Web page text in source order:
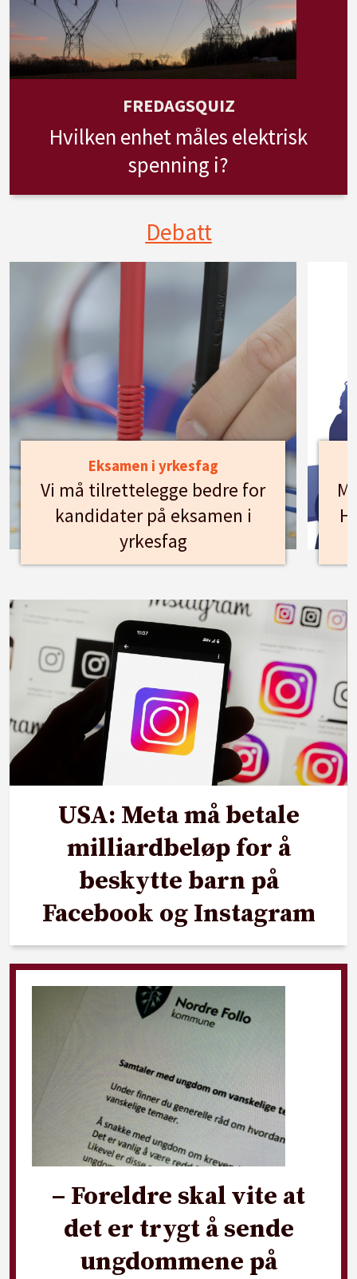
FREDAGSQUIZ
Hvilken enhet måles elektrisk
spenning i?
Debatt
Eksamen i yrkesfag
Vi må tilrettelegge bedre for
kandidater på eksamen i
yrkesfag
USA: Meta må betale
milliardbeløp for å
beskytte barn på
Facebook og Instagram
– Foreldre skal vite at
det er trygt å sende
ungdommene på